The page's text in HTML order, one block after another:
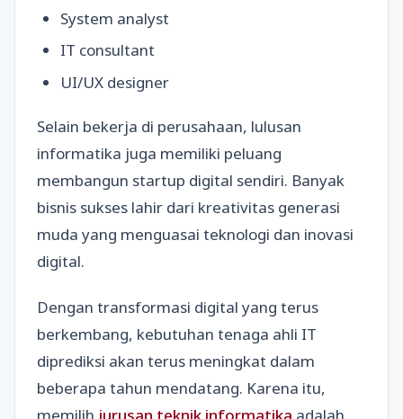
System analyst
IT consultant
UI/UX designer
Selain bekerja di perusahaan, lulusan
informatika juga memiliki peluang
membangun startup digital sendiri. Banyak
bisnis sukses lahir dari kreativitas generasi
muda yang menguasai teknologi dan inovasi
digital.
Dengan transformasi digital yang terus
berkembang, kebutuhan tenaga ahli IT
diprediksi akan terus meningkat dalam
beberapa tahun mendatang. Karena itu,